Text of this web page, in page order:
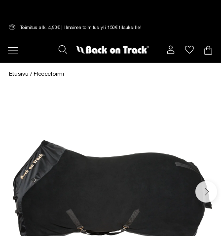
Toimitus alk. 4,90€ | Ilmainen toimitus yli 150€ tilauksille!
Etusivu / Fleeceloimi